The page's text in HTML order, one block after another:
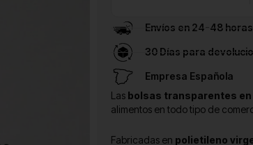
Envíos en 24-48 horas
30 Días para
Empresa Española
Las bolsas transparentes
alimentos en todo tipo de
Fabricadas en polietileno